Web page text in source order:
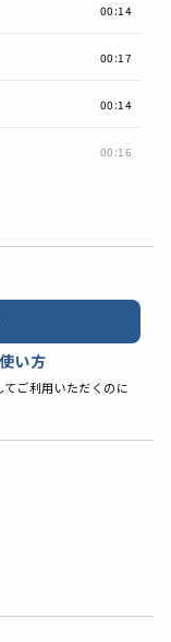
00:14
00:17
00:14
00:16
い方
ご利用いただくのに